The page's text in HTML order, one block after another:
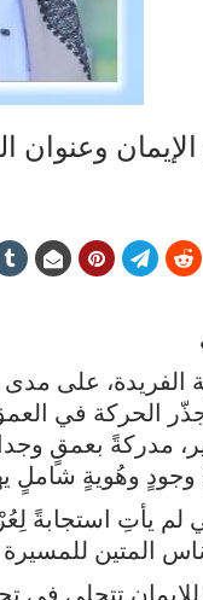
الإيمان وعنوان
الفريدة، على
الحركة في
مدركةً بعمقٍ
وجودٍ وهُويةٍ شاملٍ
لم يأتِ
المتين للمسيرة
تتجلى في